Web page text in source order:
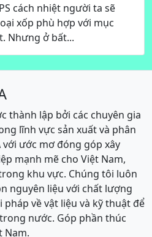
cách nhiệt người ta sẽ
xốp phù hợp với mục
Nhưng ở bất...
thành lập bởi các chuyên gia
lĩnh vực sản xuất và phân
với ước mơ đóng góp xây
mạnh mẽ cho Việt Nam,
khu vực. Chúng tôi luôn
nguyên liệu với chất lượng
pháp về vật liệu và kỹ thuật để
nước. Góp phần thúc
Nam.